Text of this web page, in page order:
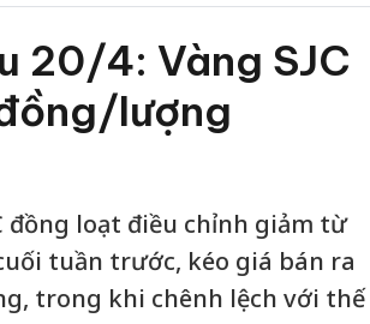
20/4: Vàng SJC
lượng
đồng loạt điều chỉnh giảm từ
tuần trước, kéo giá bán ra
trong khi chênh lệch với thế